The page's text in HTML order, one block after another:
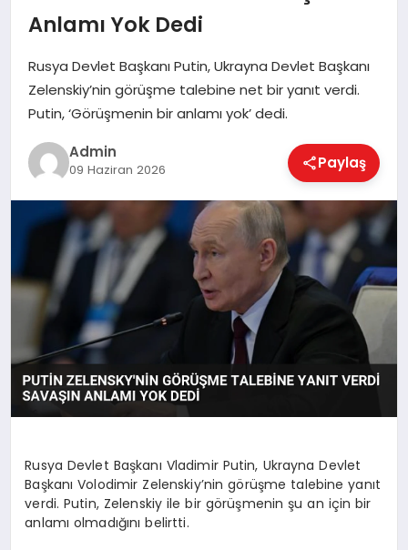
EĞITIM
EKONOMI
MAGAZIN
SAĞLIK
SPOR
TEKNOLOJI
Anlamı Yok Dedi
Rusya Devlet Başkanı Putin, Ukrayna Devlet Başkanı
Zelenskiy’nin görüşme talebine net bir yanıt verdi.
Putin, ‘Görüşmenin bir anlamı yok’ dedi.
Admin
09 Haziran 2026 Paylaş
Rusya Devlet Başkanı Vladimir Putin, Ukrayna Devlet
Başkanı Volodimir Zelenskiy’nin görüşme talebine yanıt
verdi. Putin, Zelenskiy ile bir görüşmenin şu an için bir
anlamı olmadığını belirtti.